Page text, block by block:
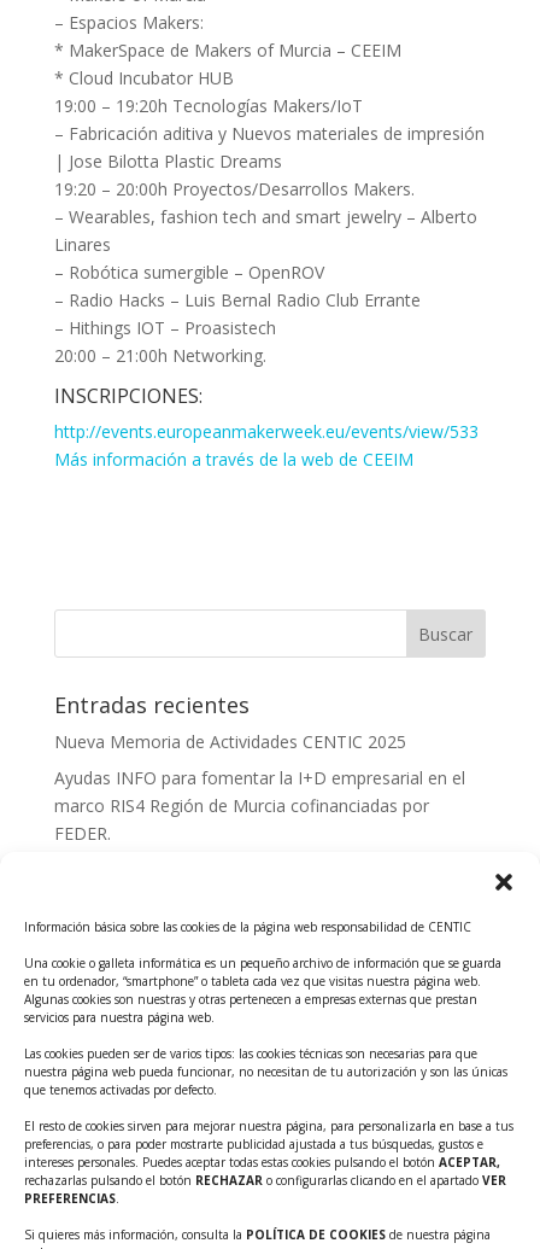
Información básica sobre las cookies de la página web responsabilidad de CENTIC
Una cookie o galleta informática es un pequeño archivo de información que se guarda
en tu ordenador, “smartphone” o tableta cada vez que visitas nuestra página web.
Algunas cookies son nuestras y otras pertenecen a empresas externas que prestan
servicios para nuestra página web.
Las cookies pueden ser de varios tipos: las cookies técnicas son necesarias para que
nuestra página web pueda funcionar, no necesitan de tu autorización y son las únicas
que tenemos activadas por defecto.
El resto de cookies sirven para mejorar nuestra página, para personalizarla en base a tus
preferencias, o para poder mostrarte publicidad ajustada a tus búsquedas, gustos e
intereses personales. Puedes aceptar todas estas cookies pulsando el botón ACEPTAR,
rechazarlas pulsando el botón RECHAZAR o configurarlas clicando en el apartado VER
PREFERENCIAS.
Si quieres más información, consulta la POLÍTICA DE COOKIES de nuestra página
– Espacios Makers:
* MakerSpace de Makers of Murcia – CEEIM
* Cloud Incubator HUB
19:00 – 19:20h Tecnologías Makers/IoT
– Fabricación aditiva y Nuevos materiales de impresión
| Jose Bilotta Plastic Dreams
19:20 – 20:00h Proyectos/Desarrollos Makers.
– Wearables, fashion tech and smart jewelry – Alberto
Linares
– Robótica sumergible – OpenROV
– Radio Hacks – Luis Bernal Radio Club Errante
– Hithings IOT – Proasistech
20:00 – 21:00h Networking.
INSCRIPCIONES:
http://events.europeanmakerweek.eu/events/view/533
Más información a través de la web de CEEIM
Entradas recientes
Nueva Memoria de Actividades CENTIC 2025
Ayudas INFO para fomentar la I+D empresarial en el
marco RIS4 Región de Murcia cofinanciadas por
FEDER.
Tecnológicos 2ª ed.
Ayudas INFO para el apoyo a las empresas
innovadoras con potencial tecnológico y escalables
Convocatoria Cheque de Innovación. Ayudas INFO
para la contratación de servicios de Innovación y
Competitividad
Cheque Inversión del INFO. Ayudas para la
contratación de servicios de Innovación y
Competitividad para apoyar rondas de financiación.